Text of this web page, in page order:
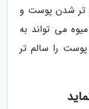
تر شدن پوست و
می تواند به
را سالم تر